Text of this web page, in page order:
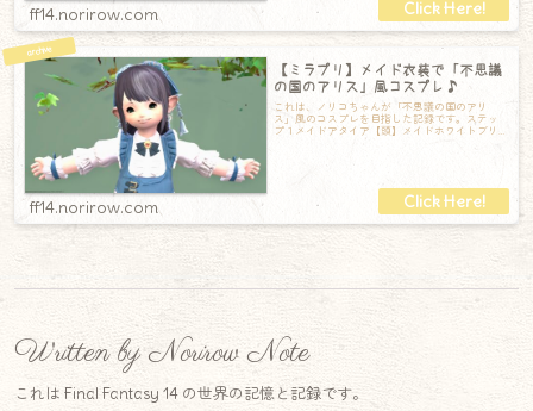
ff14.norirow.com
【ミラプリ】メイド衣装で「不思議
の国のアリス」風コスプレ♪
これは、ノリコちゃんが「不思議の国のアリ
ス」風のコスプレを目指した記録です。ステッ
プ１メイドアタイア【頭】メイドホワイトブリ
ムEX【胴】メイドエプロンドレスEX【手】メ
ff14.norirow.com
Written by Norirow Note
これは Final Fantasy 14 の世界の記憶と記録です。